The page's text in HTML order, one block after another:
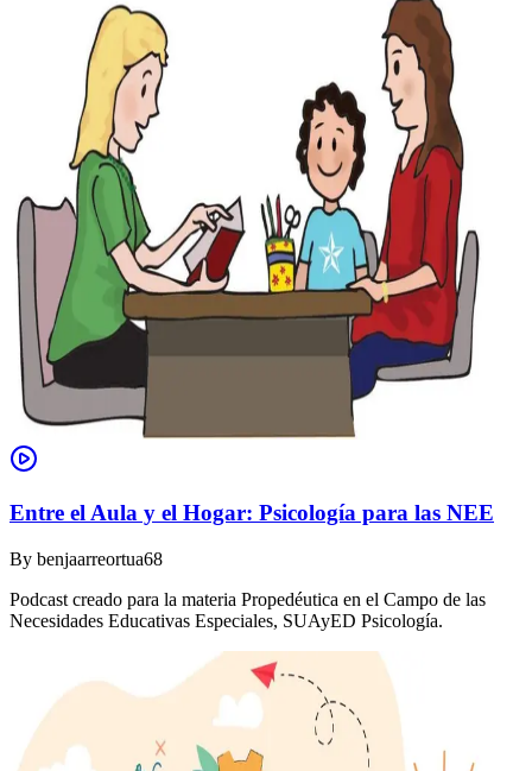
Entre el Aula y el Hogar: Psicología para las NEE
By benjaarreortua68
Podcast creado para la materia Propedéutica en el Campo de las
Necesidades Educativas Especiales, SUAyED Psicología.